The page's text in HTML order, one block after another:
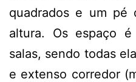
quadrados e um pé
altura. Os espaço
salas, sendo todas
e extenso corredor